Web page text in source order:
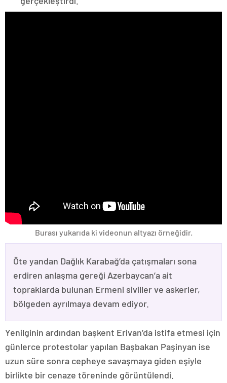
Burası yukarıda ki videonun altyazı örneğidir.
Öte yandan Dağlık Karabağ’da çatışmaları sona
erdiren anlaşma gereği Azerbaycan’a ait
topraklarda bulunan Ermeni siviller ve askerler,
bölgeden ayrılmaya devam ediyor.
Yenilginin ardından başkent Erivan’da istifa etmesi için
günlerce protestolar yapılan Başbakan Paşinyan ise
uzun süre sonra cepheye savaşmaya giden eşiyle
birlikte bir cenaze töreninde görüntülendi.